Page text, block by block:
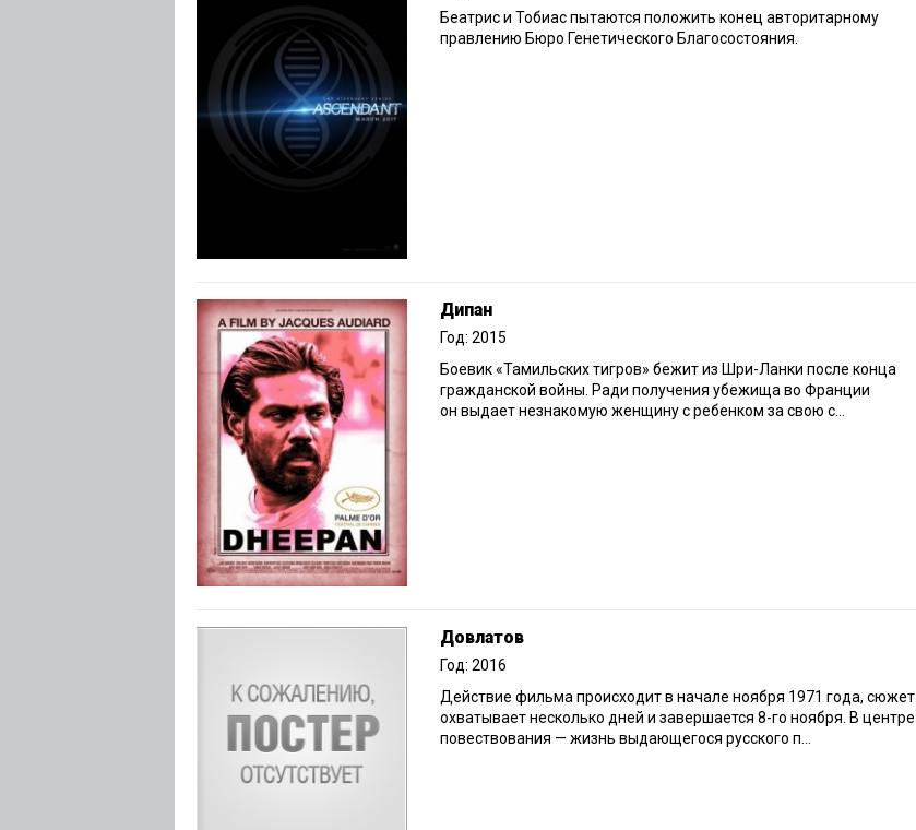
Беатрис и Тобиас пытаются положить конец авторитарному
правлению Бюро Генетического Благосостояния.
Дипан
Год: 2015
Боевик «Тамильских тигров» бежит из Шри-Ланки после конца
гражданской войны. Ради получения убежища во Франции
он выдает незнакомую женщину с ребенком за свою с...
Довлатов
Год: 2016
Действие фильма происходит в начале ноября 1971 года, сюжет
охватывает несколько дней и завершается 8-го ноября. В центре
повествования — жизнь выдающегося русского п...